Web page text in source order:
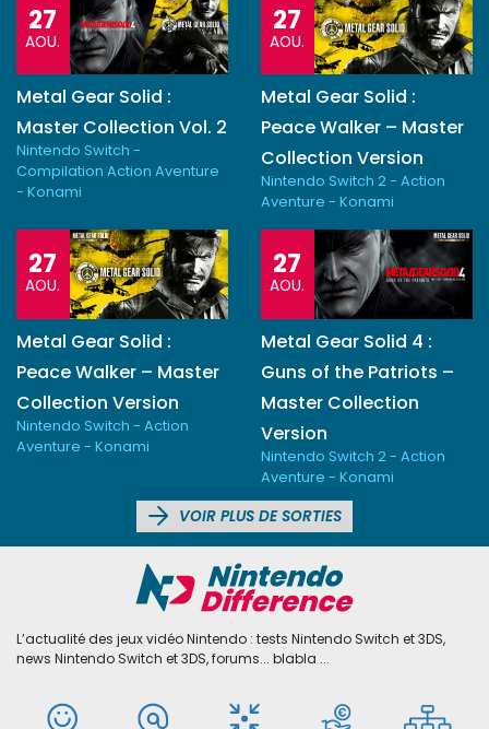
27
AOU.
Metal Gear Solid :
Master Collection Vol. 2
Nintendo Switch -
Compilation Action Aventure
- Konami
27
AOU.
Metal Gear Solid :
Peace Walker – Master
Collection Version
Nintendo Switch 2 - Action
Aventure - Konami
27
AOU.
Metal Gear Solid :
Peace Walker – Master
Collection Version
Nintendo Switch - Action
Aventure - Konami
27
AOU.
Metal Gear Solid 4 :
Guns of the Patriots –
Master Collection
Version
Nintendo Switch 2 - Action
Aventure - Konami
VOIR PLUS DE SORTIES
L’actualité des jeux vidéo Nintendo : tests Nintendo Switch et 3DS,
news Nintendo Switch et 3DS, forums... blabla ...